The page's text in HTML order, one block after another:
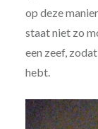
op deze
staat niet zo
een zeef,
hebt.